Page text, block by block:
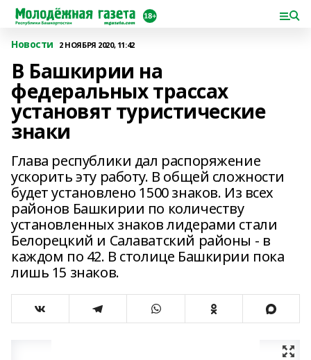
Новости 2 НОЯБРЯ 2020, 11:42
В Башкирии на
федеральных трассах
установят туристические
знаки
Глава республики дал распоряжение
ускорить эту работу. В общей сложности
будет установлено 1500 знаков. Из всех
районов Башкирии по количеству
установленных знаков лидерами стали
Белорецкий и Салаватский районы - в
каждом по 42. В столице Башкирии пока
лишь 15 знаков.